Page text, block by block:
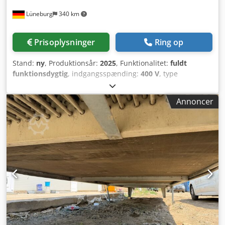
fuldt rengørbare Mekanisk forfiltrering (højtydelsesfilter +
råvandsforbehandling (ingen syredosering) Integreret
skylle- og CIP-funktion, styret via PLC Skid-monteret på
rustfrit stålramme (AISI 316) Højtryksslanger af rustfrit stål,
lavtrykssystem i havvandsegnede plastmaterialer
Pumpekomponenter, der kommer i kontakt med havvand, i
korrosionsbestandige materialer Drifts- og energidata
Råvandsstrøm: ca. 1.000 l/t (vejledende værdi) Driftstryk
RO-modul: Højtryk, designet til havvandsafsaltning El-
tilslutning: 230 V, 50 Hz, 1~ Tilsluttet effekt: ca. 6 kW
Styring, overvågning & sikkerhed Lokal betjeningspanel
med integreret PLC-styring Overvågning af tryk, flow,
ledningsevne og driftstimer Automatisk afbrydelse bl.a.
ved: - For lavt indløbstryk - Overskridelse af tilladt
driftstryk - Overtryk i permeat-/koncentratledning -
Overskridelse af definerede ledningsevnegrænser
(automatisk omledning til afløb) Automatisk "Stop & Rinse"-
funktion: Skylning af havvandsførende komponenter med
permeat ved slukning for at minimere tilstopning i
Lüneburg 340 km
Prisoplysninger Ring op
Stand: ny, Produktionsår: 2025, Funktionalitet: fuldt
funktionsdygtig, indgangsspænding: 400 V, type
, tryk:12 stang
samlet vægt:2.000 kg, trykklufttilslutning:6 stang, Udstyr:
dokumentation / manual
, RIEFILT ultrafiltreringsanlæg UF
25/10 – 25 m³/t højtydende UF til industri, procesvand og
drikkevand Kompakt, fuldautomatisk ultrafiltreringsanlæg
til behandling af flod-, brønd- eller procesvand med op til
ca. 25.000 l/t. UF 25/10 fjerner pålideligt suspenderede
stoffer, bakterier, mikroorganismer og kolloider og leverer
konstant klart filtrat – ideelt som selvstændig behandling
eller som avanceret forfiltrering til RO-anlæg. Typiske
anvendelsesområder • Procesvandbehandling i industri og
erhverv • Filtrering af flod-, overflade- og brøndvand •
Højtydende forfiltrering til omvendt osmose-anlæg
(forlænger levetid på RO-membraner) •
Annoncer